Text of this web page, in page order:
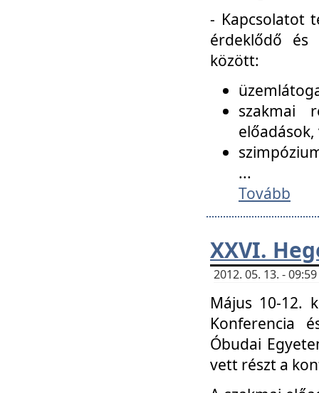
- Kapcsolatot
érdeklődő és
között:
szakmai
...
Tovább
XXVI.
2012. 05. 13. -
Május 10-12.
Konferencia
Óbudai
vett részt a